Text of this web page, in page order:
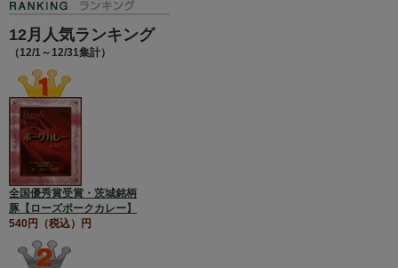
12月人気ランキング
（12/1～12/31集計）
全国優秀賞受賞・茨城銘柄
豚【ローズポークカレー】
540円（税込）円